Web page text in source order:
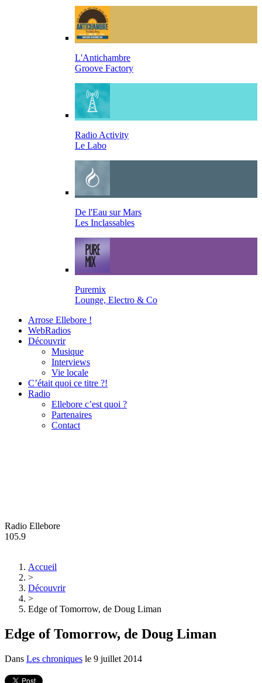
L'Antichambre
Groove Factory
Radio Activity
Le Labo
De l'Eau sur Mars
Les Inclassables
Puremix
Lounge, Electro & Co
Arrose Ellebore !
WebRadios
Découvrir
Musique
Interviews
Vie locale
C’était quoi ce titre ?!
Radio
Ellebore c’est quoi ?
Partenaires
Contact
Radio Ellebore
105.9
Accueil
>
Découvrir
>
Edge of Tomorrow, de Doug Liman
Edge of Tomorrow, de Doug Liman
Dans Les chroniques le 9 juillet 2014